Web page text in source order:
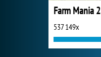
Farm Mania 2
537 149x